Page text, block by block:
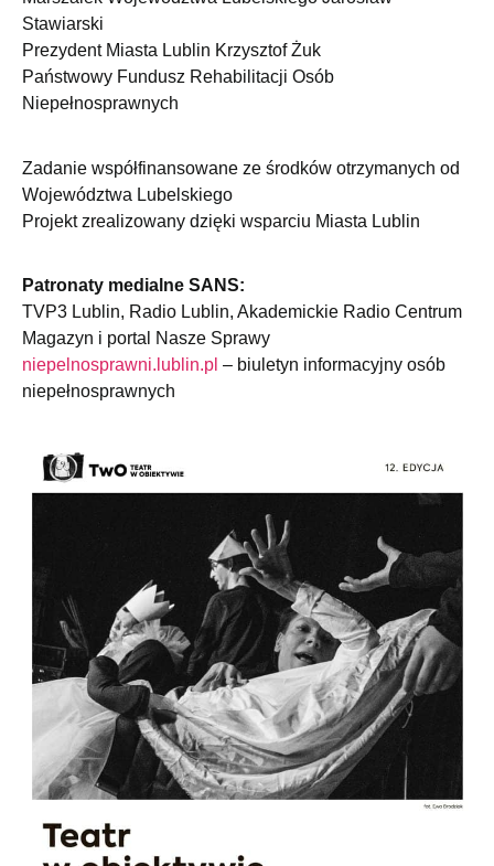
Stawiarski
Prezydent Miasta Lublin Krzysztof Żuk
Państwowy Fundusz Rehabilitacji Osób
Niepełnosprawnych
Zadanie współfinansowane ze środków otrzymanych od
Województwa Lubelskiego
Projekt zrealizowany dzięki wsparciu Miasta Lublin
Patronaty medialne SANS:
TVP3 Lublin, Radio Lublin, Akademickie Radio Centrum
Magazyn i portal Nasze Sprawy
niepelnosprawni.lublin.pl – biuletyn informacyjny osób
niepełnosprawnych